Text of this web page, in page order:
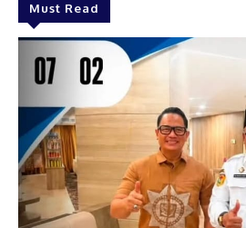
Must Read